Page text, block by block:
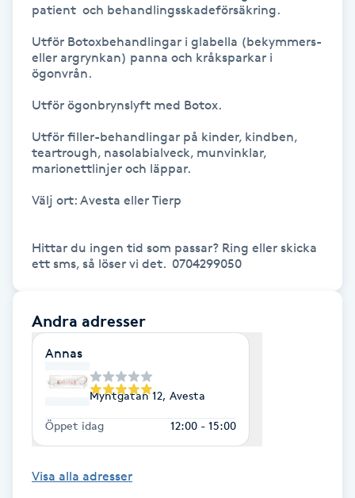
Gravidyoga
Gruppträning
Herrklippning
patient  och behandlingsskadeförsäkring.
Utför Botoxbehandlingar i glabella (bekymmers-
eller argrynkan) panna och kråksparkar i
ögonvrån.
Utför ögonbrynslyft med Botox.
Utför filler-behandlingar på kinder, kindben,
teartrough, nasolabialveck, munvinklar,
marionettlinjer och läppar.
Välj ort: Avesta eller Tierp
Hittar du ingen tid som passar? Ring eller skicka
ett sms, så löser vi det.  0704299050
Andra adresser
Annas
Myntgatan 12, Avesta
Öppet idag 12:00 - 15:00
Visa alla adresser